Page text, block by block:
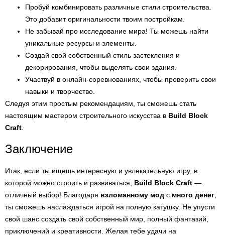
Пробуй комбинировать различные стили строительства.
Это добавит оригинальности твоим постройкам.
Не забывай про исследование мира! Ты можешь найти
уникальные ресурсы и элементы.
Создай свой собственный стиль застекления и
декорирования, чтобы выделять свои здания.
Участвуй в онлайн-соревнованиях, чтобы проверить свои
навыки и творчество.
Следуя этим простым рекомендациям, ты сможешь стать
настоящим мастером строительного искусства в Build Block
Craft
Заключение
Итак, если ты ищешь интересную и увлекательную игру, в
которой можно строить и развиваться, Build Block Craft —
отличный выбор! Благодаря взломанному мод с много денег
ты сможешь наслаждаться игрой на полную катушку. Не упусти
свой шанс создать свой собственный мир, полный фантазий,
приключений и креативности. Желая тебе удачи на